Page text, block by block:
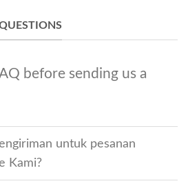
before sending us a
untuk pesanan
Kami?